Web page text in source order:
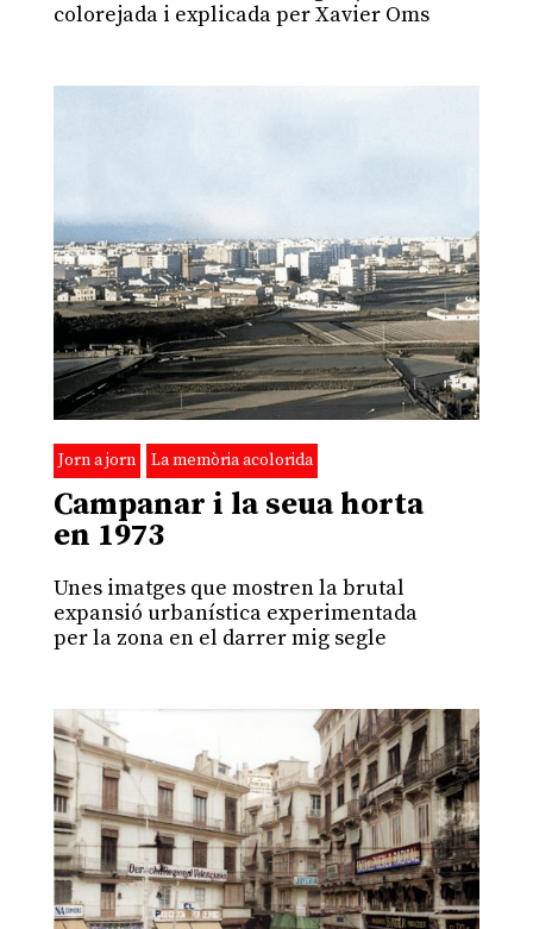
colorejada i explicada per Xavier Oms
Jorn a jorn La memòria acolorida
Campanar i la seua horta
en 1973
Unes imatges que mostren la brutal
expansió urbanística experimentada
per la zona en el darrer mig segle